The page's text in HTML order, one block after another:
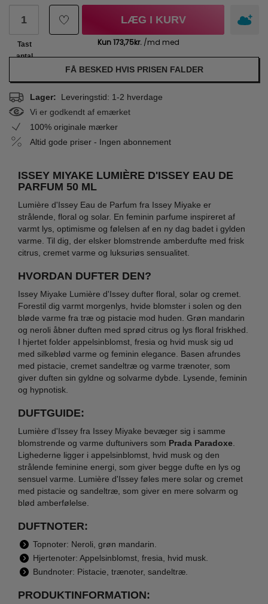
Tast
antal
LÆG I KURV
FÅ BESKED HVIS PRISEN FALDER
Lager: Leveringstid: 1-2 hverdage
Vi er godkendt af emærket
100% originale mærker
Altid gode priser - Ingen abonnement
ISSEY MIYAKE LUMIÈRE D'ISSEY EAU DE
PARFUM 50 ML
Lumière d'Issey Eau de Parfum fra Issey Miyake er
strålende, floral og solar. En feminin parfume inspireret af
varmt lys, optimisme og følelsen af en ny dag badet i gylden
varme. Til dig, der elsker blomstrende amberdufte med frisk
citrus, cremet varme og luksuriøs sensualitet.
HVORDAN DUFTER DEN?
Issey Miyake Lumière d'Issey dufter floral, solar og cremet.
Forestil dig varmt morgenlys, hvide blomster i solen og den
bløde varme fra træ og pistacie mod huden. Grøn mandarin
og neroli åbner duften med sprød citrus og lys floral friskhed.
I hjertet folder appelsinblomst, fresia og hvid musk sig ud
med silkeblød varme og feminin elegance. Basen afrundes
med pistacie, cremet sandeltræ og varme trænoter, som
giver duften sin gyldne og solvarme dybde. Lysende, feminin
og hypnotisk.
DUFTGUIDE:
Lumière d'Issey fra Issey Miyake bevæger sig i samme
blomstrende og varme duftunivers som Prada Paradoxe
Lighederne ligger i appelsinblomst, hvid musk og den
strålende feminine energi, som giver begge dufte en lys og
sensuel varme. Lumière d'Issey føles mere solar og cremet
med pistacie og sandeltræ, som giver en mere solvarm og
blød amberfølelse.
DUFTNOTER:
Topnoter: Neroli, grøn mandarin.
Hjertenoter: Appelsinblomst, fresia, hvid musk.
Bundnoter: Pistacie, trænoter, sandeltræ.
PRODUKTINFORMATION: